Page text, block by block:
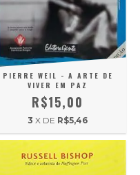
PIERRE WEIL - A ARTE DE
VIVER EM PAZ
R$15,00
3 X DE R$5,46